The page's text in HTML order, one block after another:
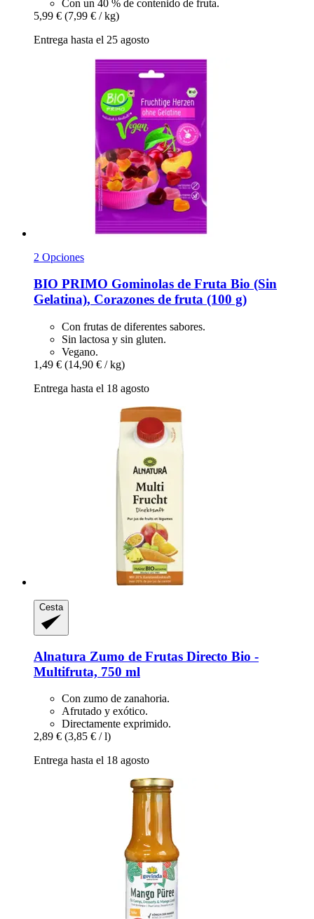
Con un 40 % de contenido de fruta.
5,99 € (7,99 € / kg)
Entrega hasta el 25 agosto
2 Opciones
BIO PRIMO Gominolas de Fruta Bio (Sin
Gelatina), Corazones de fruta (100 g)
Con frutas de diferentes sabores.
Sin lactosa y sin gluten.
Vegano.
1,49 € (14,90 € / kg)
Entrega hasta el 18 agosto
Cesta
Alnatura Zumo de Frutas Directo Bio -​
Multifruta, 750 ml
Con zumo de zanahoria.
Afrutado y exótico.
Directamente exprimido.
2,89 € (3,85 € / l)
Entrega hasta el 18 agosto